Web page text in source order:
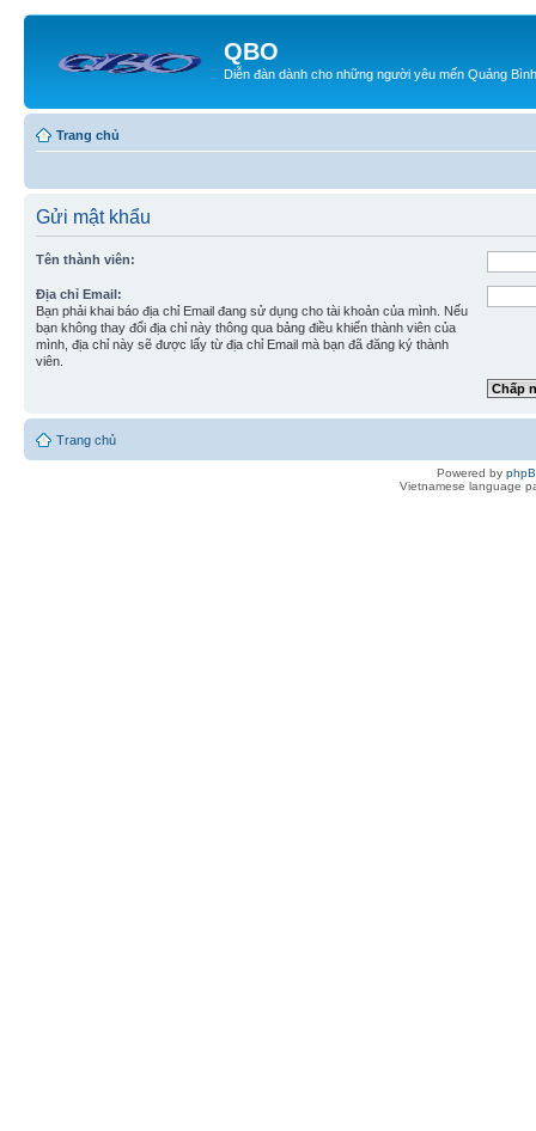
QBO
Diễn đàn dành cho những người yêu mến Quảng Bình
Trang chủ
Gửi mật khẩu
Tên thành viên:
Địa chỉ Email:
Bạn phải khai báo địa chỉ Email đang sử dụng cho tài khoản của mình. Nếu
bạn không thay đổi địa chỉ này thông qua bảng điều khiển thành viên của
mình, địa chỉ này sẽ được lấy từ địa chỉ Email mà bạn đã đăng ký thành
viên.
Trang chủ
Powered by
Vietnamese language